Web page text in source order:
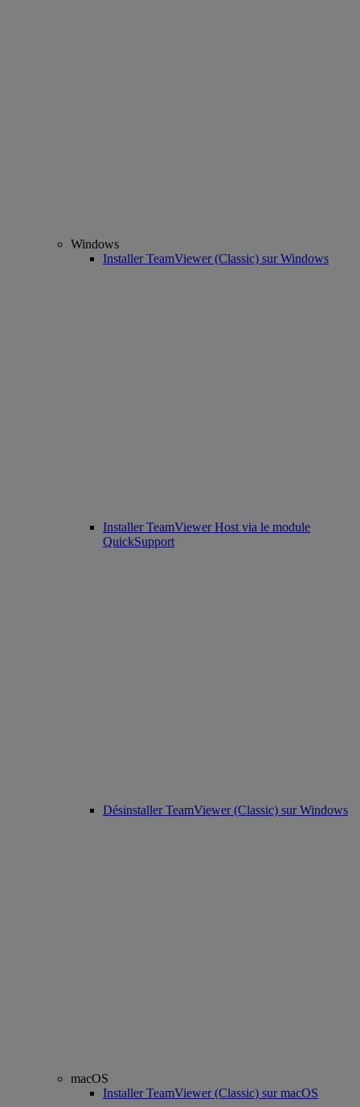
Windows
Installer TeamViewer (Classic) sur Windows
Installer TeamViewer Host via le module
QuickSupport
Désinstaller TeamViewer (Classic) sur Windows
macOS
Installer TeamViewer (Classic) sur macOS